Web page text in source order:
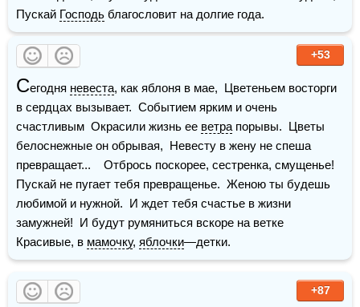
Пускай Господь благословит на долгие года.
+53
Сегодня невеста, как яблоня в мае,  Цветеньем восторги
в сердцах вызывает.  Событием ярким и очень
счастливым  Окрасили жизнь ее ветра порывы.  Цветы
белоснежные он обрывая,  Невесту в жену не спеша
превращает...    Отбрось поскорее, сестренка, смущенье!
Пускай не пугает тебя превращенье.  Женою ты будешь
любимой и нужной.  И ждет тебя счастье в жизни
замужней!  И будут румяниться вскоре на ветке
Красивые, в мамочку, яблочки—детки.
+87